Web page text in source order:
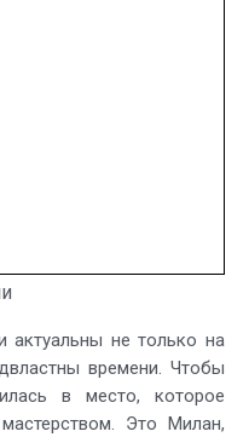
актуальны не только на
времени. Чтобы
в место, которое
Это Милан,